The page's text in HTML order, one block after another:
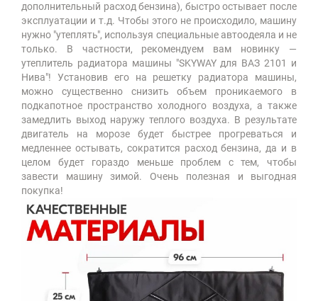
дополнительный расход бензина), быстро остывает после
эксплуатации и т.д. Чтобы этого не происходило, машину
нужно "утеплять", используя специальные автоодеяла и не
только. В частности, рекомендуем вам новинку —
утеплитель радиатора машины "SKYWAY для ВАЗ 2101 и
Нива"! Установив его на решетку радиатора машины,
можно существенно снизить объем проникаемого в
подкапотное пространство холодного воздуха, а также
замедлить выход наружу теплого воздуха. В результате
двигатель на морозе будет быстрее прогреваться и
медленнее остывать, сократится расход бензина, да и в
целом будет гораздо меньше проблем с тем, чтобы
завести машину зимой. Очень полезная и выгодная
покупка!